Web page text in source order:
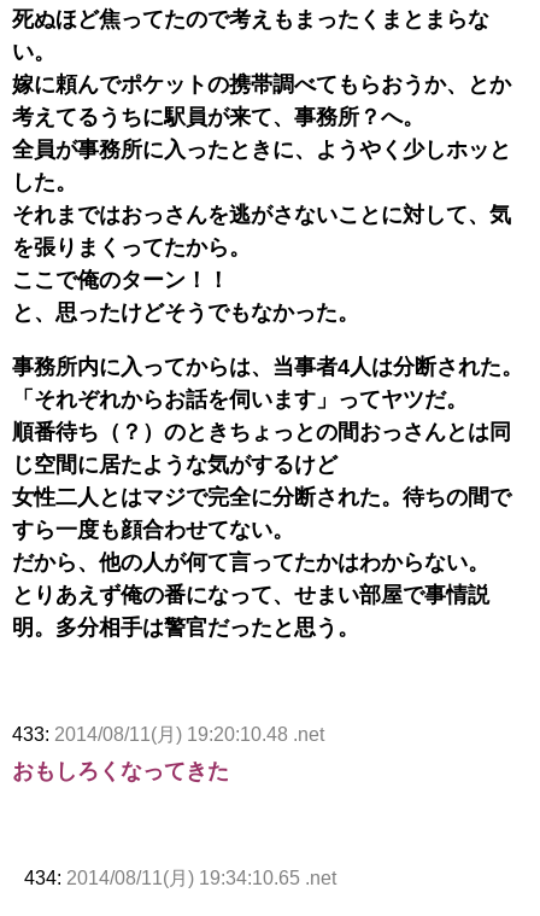
死ぬほど焦ってたので考えもまったくまとまらな
い。
嫁に頼んでポケットの携帯調べてもらおうか、とか
考えてるうちに駅員が来て、事務所？へ。
全員が事務所に入ったときに、ようやく少しホッと
した。
それまではおっさんを逃がさないことに対して、気
を張りまくってたから。
ここで俺のターン！！
と、思ったけどそうでもなかった。
事務所内に入ってからは、当事者4人は分断された。
「それぞれからお話を伺います」ってヤツだ。
順番待ち（？）のときちょっとの間おっさんとは同
じ空間に居たような気がするけど
女性二人とはマジで完全に分断された。待ちの間で
すら一度も顔合わせてない。
だから、他の人が何て言ってたかはわからない。
とりあえず俺の番になって、せまい部屋で事情説
明。多分相手は警官だったと思う。
433: 2014/08/11(月) 19:20:10.48 .net
おもしろくなってきた
434: 2014/08/11(月) 19:34:10.65 .net